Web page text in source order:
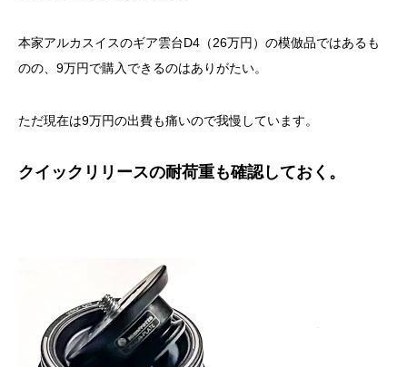
本家アルカスイスのギア雲台D4（26万円）の模倣品ではあるも
のの、9万円で購入できるのはありがたい。
ただ現在は9万円の出費も痛いので我慢しています。
クイックリリースの耐荷重も確認しておく。